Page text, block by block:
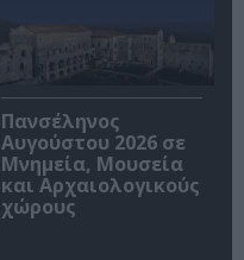
Πανσέληνος
Αυγούστου 2026 σε
Μνημεία, Μουσεία
και Αρχαιολογικούς
χώρους